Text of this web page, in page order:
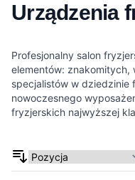
Urządzenia
Profesjonalny salon
elementów:
specjalistów w dziedzinie
nowoczesnego
fryzjerskich najwyższej